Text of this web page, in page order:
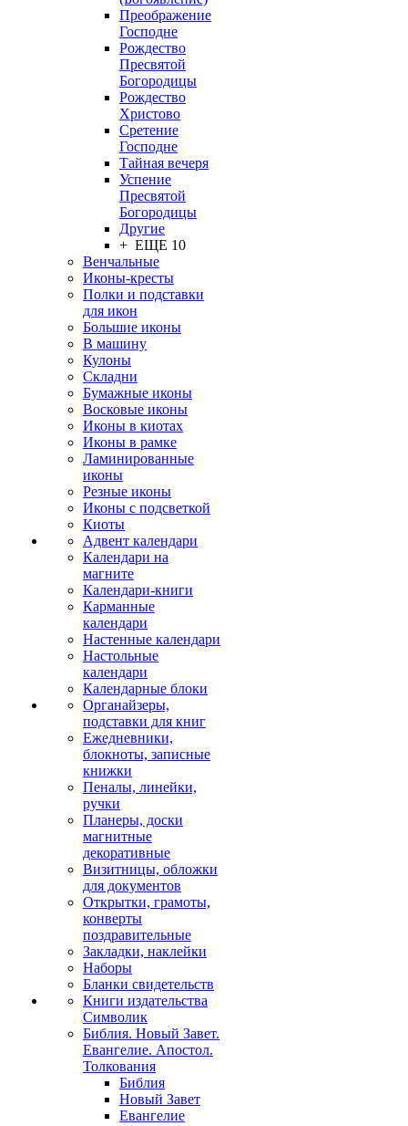
Преображение
Господне
Рождество
Пресвятой
Богородицы
Рождество
Христово
Сретение
Господне
Тайная вечеря
Успение
Пресвятой
Богородицы
Другие
+ ЕЩЕ 10
Венчальные
Иконы-кресты
Полки и подставки
для икон
Большие иконы
В машину
Кулоны
Складни
Бумажные иконы
Восковые иконы
Иконы в киотах
Иконы в рамке
Ламинированные
иконы
Резные иконы
Иконы с подсветкой
Киоты
Адвент календари
Календари на
магните
Календари-книги
Карманные
календари
Настенные календари
Настольные
календари
Календарные блоки
Органайзеры,
подставки для книг
Ежедневники,
блокноты, записные
книжки
Пеналы, линейки,
ручки
Планеры, доски
магнитные
декоративные
Визитницы, обложки
для документов
Открытки, грамоты,
конверты
поздравительные
Закладки, наклейки
Наборы
Бланки свидетельств
Книги издательства
Символик
Библия. Новый Завет.
Евангелие. Апостол.
Толкования
Библия
Новый Завет
Евангелие